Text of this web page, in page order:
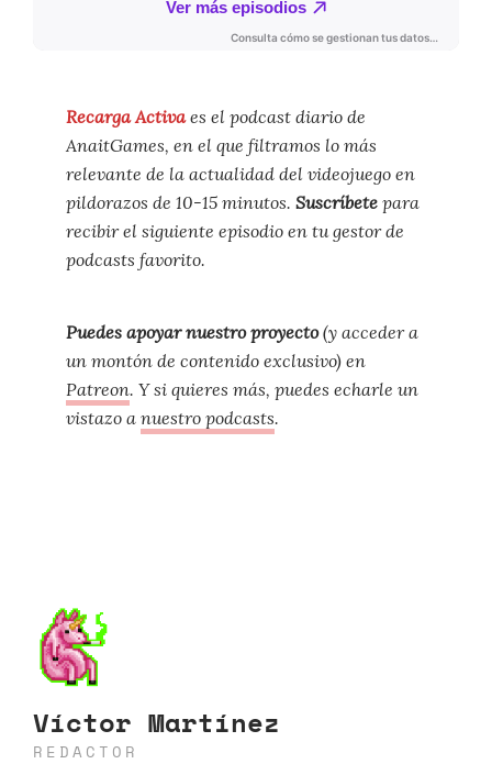
Recarga Activaes el podcast diario de
AnaitGames, en el que filtramos lo más
relevante de la actualidad del videojuego en
pildorazos de 10-15 minutos. Suscríbetepara
recibir el siguiente episodio en tu gestor de
podcasts favorito.
Puedes apoyar nuestro proyecto(y acceder a
un montón de contenido exclusivo) en
Patreon. Y si quieres más, puedes echarle un
vistazo anuestro podcasts.
Víctor Martínez
REDACTOR